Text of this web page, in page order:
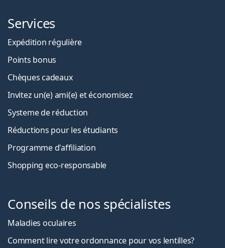
Services
Expédition régulière
Points bonus
Chèques cadeaux
Invitez un(e) ami(e) et économisez
Systeme de réduction
Réductions pour les étudiants
Programme d'affiliation
Shopping eco-responsable
Conseils de nos spécialistes
Maladies oculaires
Comment lire votre ordonnance pour vos lentilles?